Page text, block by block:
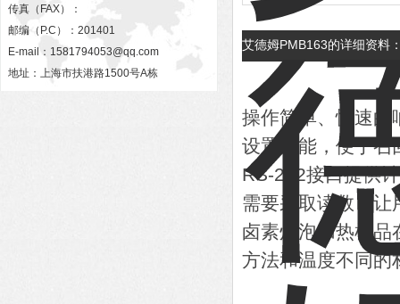
传真（FAX）：
邮编（P.C）：201401
E-mail： 1581794053@qq.com
地址：上海市扶港路1500号A栋
艾德姆PMB163的详细资料
操作简单、快速的
设置功能，便于召
RS-232接口提供
需要采取读数，让
卤素灯泡加热样品
方法和温度不同的